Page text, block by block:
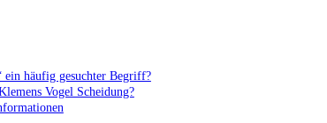
ein häufig gesuchter Begriff?
Vogel Scheidung?